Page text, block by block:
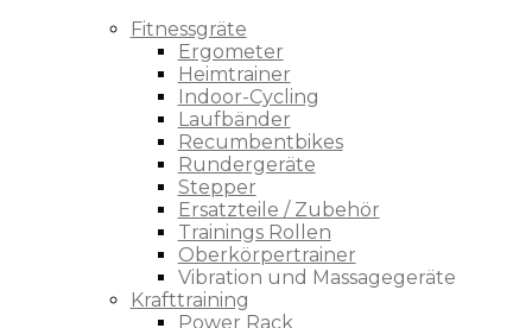
Fitnessgräte
Ergometer
Heimtrainer
Indoor-Cycling
Laufbänder
Recumbentbikes
Rundergeräte
Stepper
Ersatzteile / Zubehör
Trainings Rollen
Oberkörpertrainer
Vibration und Massagegeräte
Krafttraining
Power Rack